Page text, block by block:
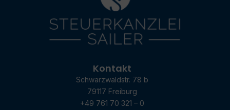
Kontakt
Schwarzwaldstr. 78 b
79117 Freiburg
+49 761 70 321 – 0